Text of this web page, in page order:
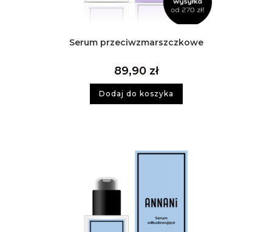
Serum przeciwzmarszczkowe
89,90 zł
Dodaj do koszyka